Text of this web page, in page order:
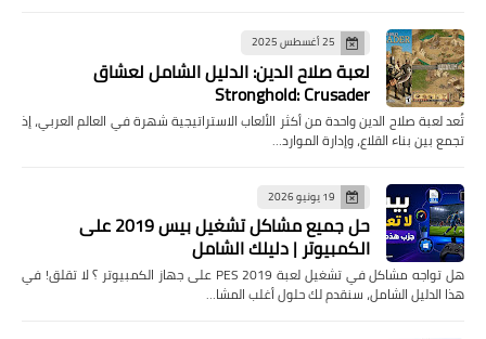
25 أغسطس 2025
لعبة صلاح الدين: الدليل الشامل لعشاق
Stronghold: Crusader
تُعد لعبة صلاح الدين واحدة من أكثر الألعاب الاستراتيجية شهرة في العالم العربي، إذ
تجمع بين بناء القلاع، وإدارة الموارد…
19 يونيو 2026
حل جميع مشاكل تشغيل بيس 2019 على
الكمبيوتر | دليلك الشامل
هل تواجه مشاكل في تشغيل لعبة PES 2019 على جهاز الكمبيوتر ؟ لا تقلق! في
هذا الدليل الشامل، سنقدم لك حلول أغلب المشا…